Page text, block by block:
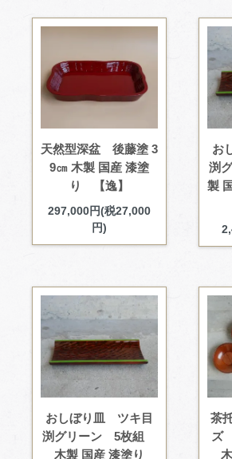
天然型深盆 後藤塗 3
9㎝ 木製 国産 漆塗
り 【逸】
297,000円(税27,000
円)
お
渕
製
おしぼり皿 ツキ目
渕グリーン 5枚組
木製 国産 漆塗り
茶
ズ